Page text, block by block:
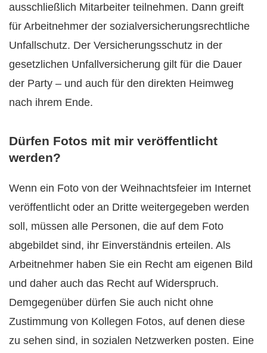
ausschließlich Mitarbeiter teilnehmen. Dann greift
für Arbeitnehmer der sozialversicherungsrechtliche
Unfallschutz. Der Versicherungsschutz in der
gesetzlichen Unfallversicherung gilt für die Dauer
der Party – und auch für den direkten Heimweg
nach ihrem Ende.
Dürfen Fotos mit mir veröffentlicht
werden?
Wenn ein Foto von der Weihnachtsfeier im Internet
veröffentlicht oder an Dritte weitergegeben werden
soll, müssen alle Personen, die auf dem Foto
abgebildet sind, ihr Einverständnis erteilen. Als
Arbeitnehmer haben Sie ein Recht am eigenen Bild
und daher auch das Recht auf Widerspruch.
Demgegenüber dürfen Sie auch nicht ohne
Zustimmung von Kollegen Fotos, auf denen diese
zu sehen sind, in sozialen Netzwerken posten. Eine